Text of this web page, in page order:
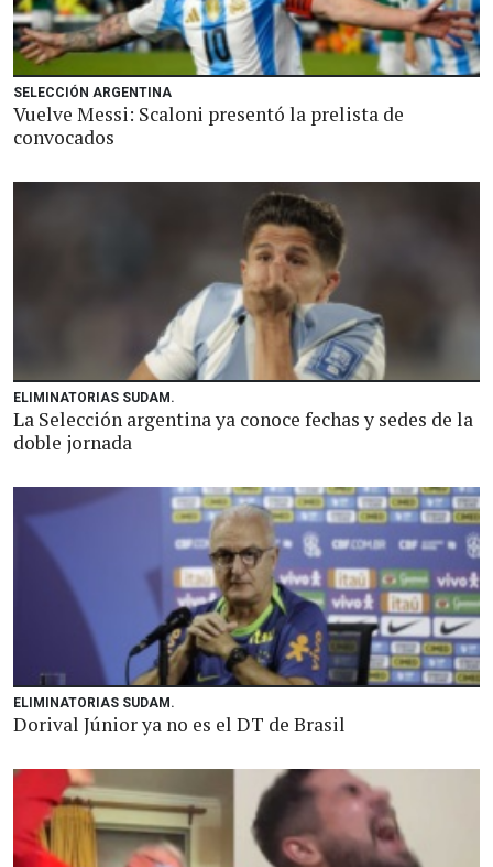
SELECCIÓN ARGENTINA
Vuelve Messi: Scaloni presentó la prelista de
convocados
ELIMINATORIAS SUDAM.
La Selección argentina ya conoce fechas y sedes de la
doble jornada
ELIMINATORIAS SUDAM.
Dorival Júnior ya no es el DT de Brasil